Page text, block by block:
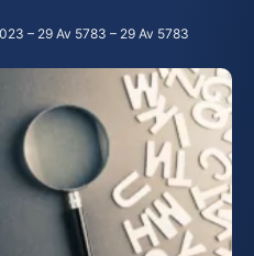
– 29 Av 5783 – 29 Av 5783